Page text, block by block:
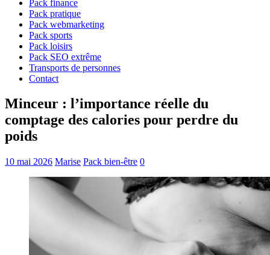
Pack finance
Pack pratique
Pack webmarketing
Pack sports
Pack loisirs
Pack SEO extrême
Transports de personnes
Contact
Minceur : l’importance réelle du
comptage des calories pour perdre du
poids
10 mai 2026 Marise Pack bien-être 0